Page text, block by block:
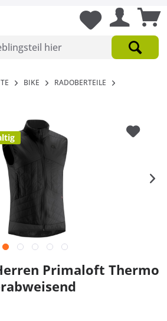
BIKE RADOBERTEILE
Primaloft Thermo